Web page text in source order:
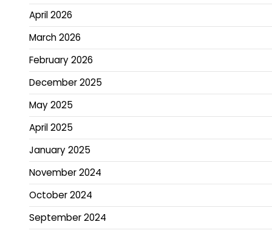
April 2026
March 2026
February 2026
December 2025
May 2025
April 2025
January 2025
November 2024
October 2024
September 2024